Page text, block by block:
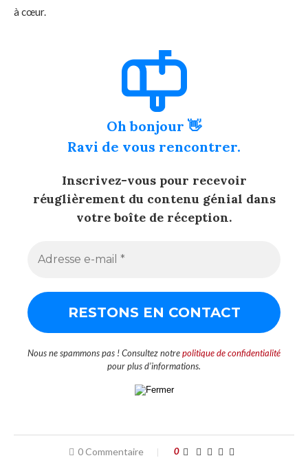
à cœur.
Oh bonjour 👋
Ravi de vous rencontrer.
Inscrivez-vous pour recevoir
réuglièrement du contenu génial dans
votre boîte de réception.
Nous ne spammons pas ! Consultez notrepolitique de confidentialité
pour plus d’informations.
0 Commentaire 0